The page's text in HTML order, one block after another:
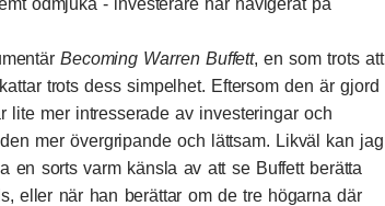
Becoming Warren Buffett, en som trots att
trots dess simpelhet. Eftersom den är gjord
lite mer intresserade av investeringar och
mer övergripande och lättsam. Likväl kan jag
en sorts varm känsla av att se Buffett berätta
eller när han berättar om de tre högarna där